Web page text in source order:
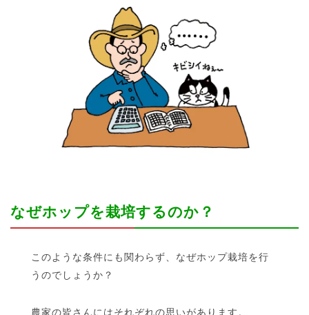
なぜホップを栽培するのか？
このような条件にも関わらず、なぜホップ栽培を行
うのでしょうか？
農家の皆さんにはそれぞれの思いがあります。